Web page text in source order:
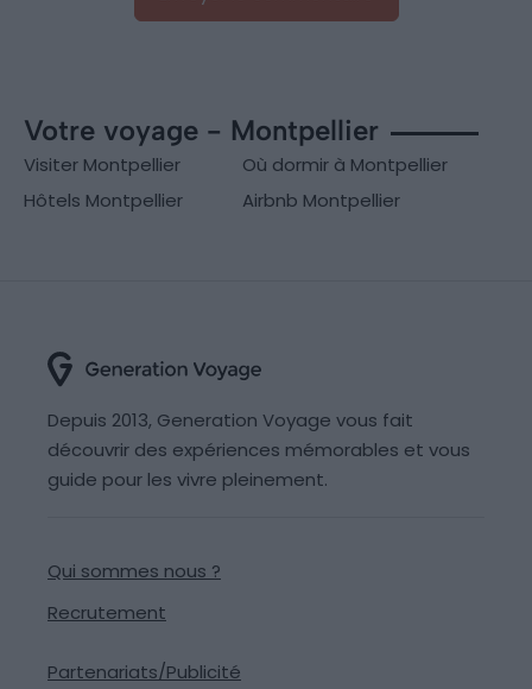
Votre voyage - Montpellier
Visiter Montpellier
Où dormir à Montpellier
Hôtels Montpellier
Airbnb Montpellier
Depuis 2013, Generation Voyage vous fait
découvrir des expériences mémorables et vous
guide pour les vivre pleinement.
Qui sommes nous ?
Recrutement
Partenariats/Publicité